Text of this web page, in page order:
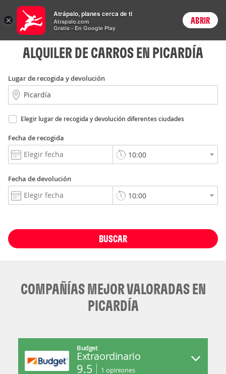
Rent
a Car Login
ALQUILER DE CARROS EN PICARDÍA
Lugar de recogida y devolución
Elegir lugar de recogida y devolución diferentes ciudades
Fecha de recogida
Fecha de devolución
BUSCAR
COMPAÑÍAS MEJOR VALORADAS EN
PICARDÍA
Budget
Extraordinario
9.5 1 opiniones
×
Atrápalo, planes cerca de ti
Atrapalo.com
Gratis - En Google Play
ABRIR